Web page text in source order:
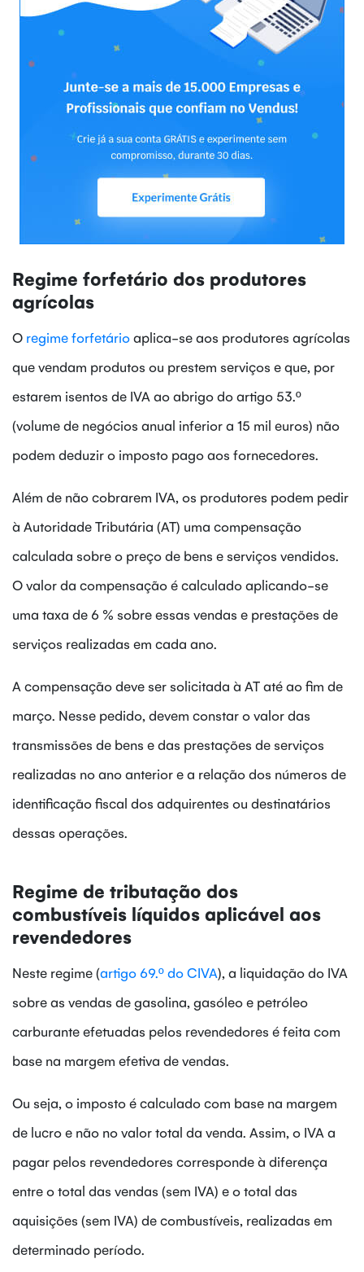
Regime forfetário dos produtores
agrícolas
O regime forfetárioaplica-se aos produtores agrícolas
que vendam produtos ou prestem serviços e que, por
estarem isentos de IVA ao abrigo do artigo 53.º
(volume de negócios anual inferior a 15 mil euros) não
podem deduzir o imposto pago aos fornecedores.
Além de não cobrarem IVA, os produtores podem pedir
à Autoridade Tributária (AT) uma compensação
calculada sobre o preço de bens e serviços vendidos.
O valor da compensação é calculado aplicando-se
uma taxa de 6 % sobre essas vendas e prestações de
serviços realizadas em cada ano.
A compensação deve ser solicitada à AT até ao fim de
março. Nesse pedido, devem constar o valor das
transmissões de bens e das prestações de serviços
realizadas no ano anterior e a relação dos números de
identificação fiscal dos adquirentes ou destinatários
dessas operações.
Regime de tributação dos
combustíveis líquidos aplicável aos
revendedores
Neste regime (artigo 69.º do CIVA), a liquidação do IVA
sobre as vendas de gasolina, gasóleo e petróleo
carburante efetuadas pelos revendedores é feita com
base na margem efetiva de vendas.
Ou seja, o imposto é calculado com base na margem
de lucro e não no valor total da venda. Assim, o IVA a
pagar pelos revendedores corresponde à diferença
entre o total das vendas (sem IVA) e o total das
aquisições (sem IVA) de combustíveis, realizadas em
determinado período.